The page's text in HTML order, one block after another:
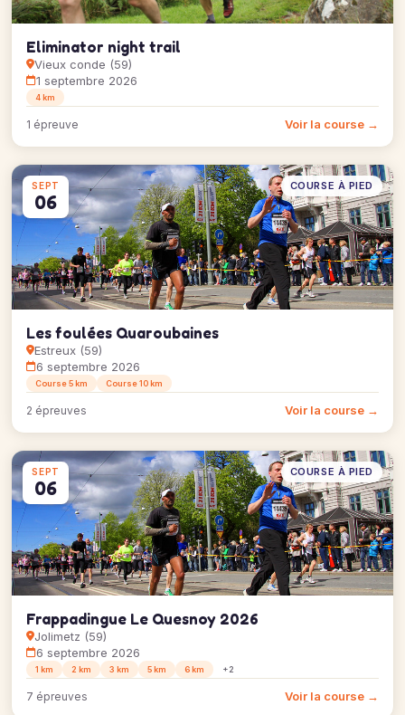
Eliminator night trail
Vieux conde (59)
1 septembre 2026
4 km
1 épreuve Voir la course →
SEPT
06
COURSE À PIED
Les foulées Quaroubaines
Estreux (59)
6 septembre 2026
Course 5 km Course 10 km
2 épreuves Voir la course →
SEPT
06
COURSE À PIED
Frappadingue Le Quesnoy 2026
Jolimetz (59)
6 septembre 2026
1 km 2 km 3 km 5 km 6 km +2
7 épreuves Voir la course →